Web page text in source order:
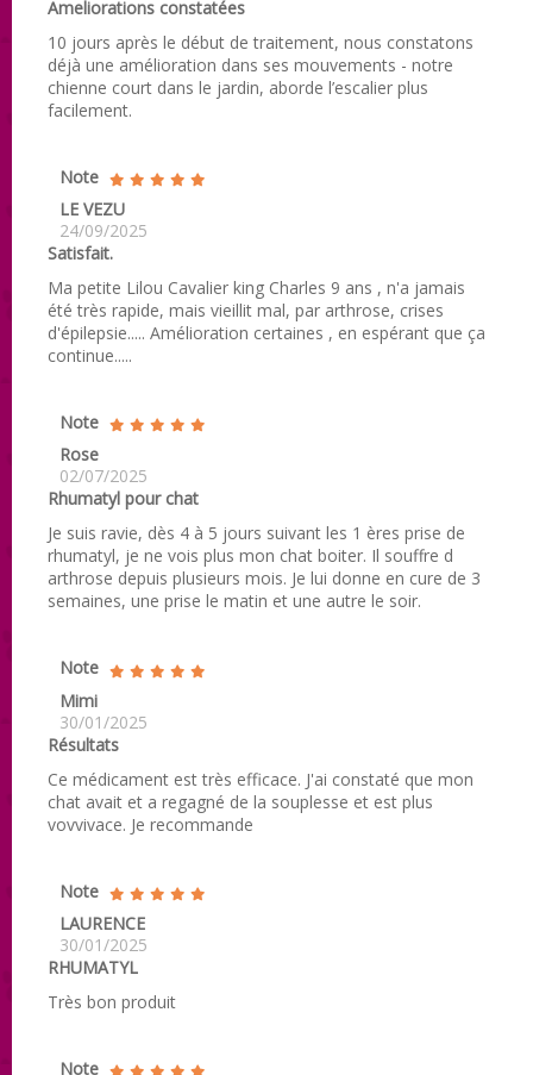
Ameliorations constatées
10 jours après le début de traitement, nous constatons
déjà une amélioration dans ses mouvements - notre
chienne court dans le jardin, aborde l’escalier plus
facilement.
Note
LE VEZU
24/09/2025
Satisfait.
Ma petite Lilou Cavalier king Charles 9 ans , n'a jamais
été très rapide, mais vieillit mal, par arthrose, crises
d'épilepsie..... Amélioration certaines , en espérant que ça
continue.....
Note
Rose
02/07/2025
Rhumatyl pour chat
Je suis ravie, dès 4 à 5 jours suivant les 1 ères prise de
rhumatyl, je ne vois plus mon chat boiter. Il souffre d
arthrose depuis plusieurs mois. Je lui donne en cure de 3
semaines, une prise le matin et une autre le soir.
Note
Mimi
30/01/2025
Résultats
Ce médicament est très efficace. J'ai constaté que mon
chat avait et a regagné de la souplesse et est plus
vovvivace. Je recommande
Note
LAURENCE
30/01/2025
RHUMATYL
Très bon produit
Note